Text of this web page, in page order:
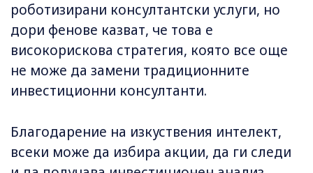
роботизирани консултантски услуги, но
дори фенове казват, че това е
високорискова стратегия, която все още
не може да замени традиционните
инвестиционни консултанти.
Благодарение на изкуствения интелект,
всеки може да избира акции, да ги следи